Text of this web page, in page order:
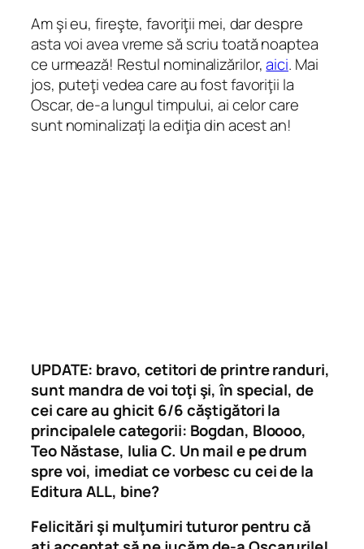
Am şi eu, fireşte, favoriţii mei, dar despre
asta voi avea vreme să scriu toată noaptea
ce urmează! Restul nominalizărilor,aici. Mai
jos, puteţi vedea care au fost favoriţii la
Oscar, de-a lungul timpului, ai celor care
sunt nominalizaţi la ediţia din acest an!
UPDATE: bravo, cetitori de printre randuri,
sunt mandra de voi toţi şi, în special, de
cei care au ghicit 6/6 căştigători la
principalele categorii: Bogdan, Bloooo,
Teo Năstase, Iulia C. Un mail e pe drum
spre voi, imediat ce vorbesc cu cei de la
Editura ALL, bine?
Felicitări şi mulţumiri tuturor pentru că